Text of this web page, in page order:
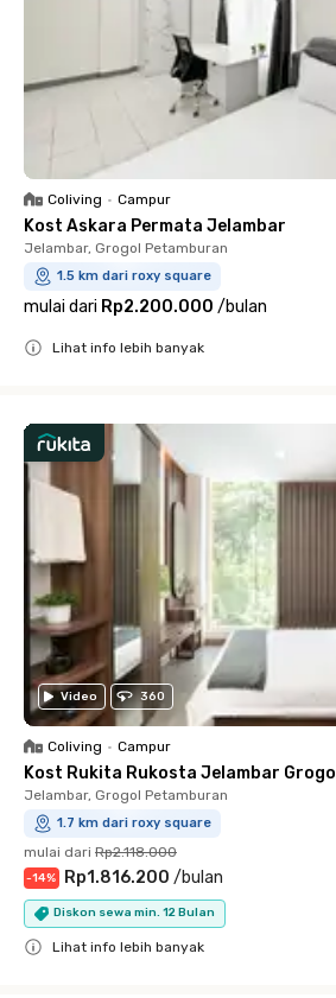
Coliving • Campur
Kost Askara Permata Jelambar
Jelambar, Grogol Petamburan
1.5 km dari roxy square
mulai dari Rp2.200.000 /bulan
Lihat info lebih banyak
Video 360
Coliving • Campur
Kost Rukita Rukosta Jelambar Grogol
Jelambar, Grogol Petamburan
1.7 km dari roxy square
mulai dari Rp2.118.000
-14% Rp1.816.200 /bulan
Diskon sewa min. 12 Bulan
Lihat info lebih banyak